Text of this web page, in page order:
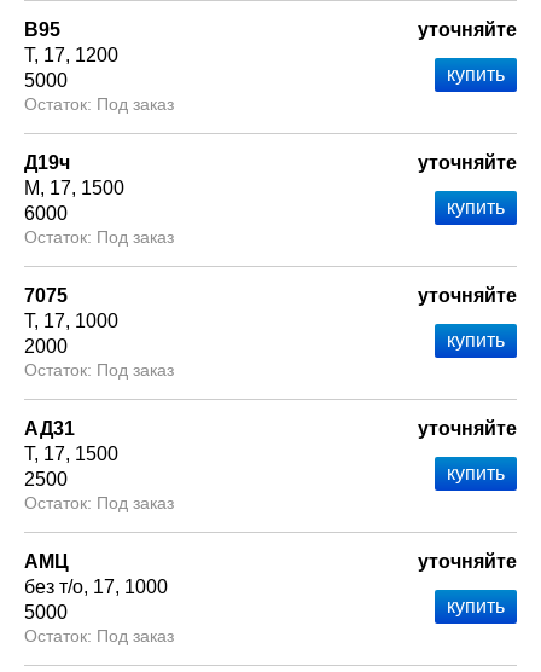
В95
Т 17 1200
5000
Под заказ
уточняйте
Д19ч
М
17 1500
6000
Под заказ
уточняйте
7075
Т 17 1000
2000
Под заказ
уточняйте
АД31
Т 17 1500
2500
Под заказ
уточняйте
АМЦ
без т/о 17 1000
5000
Под заказ
уточняйте